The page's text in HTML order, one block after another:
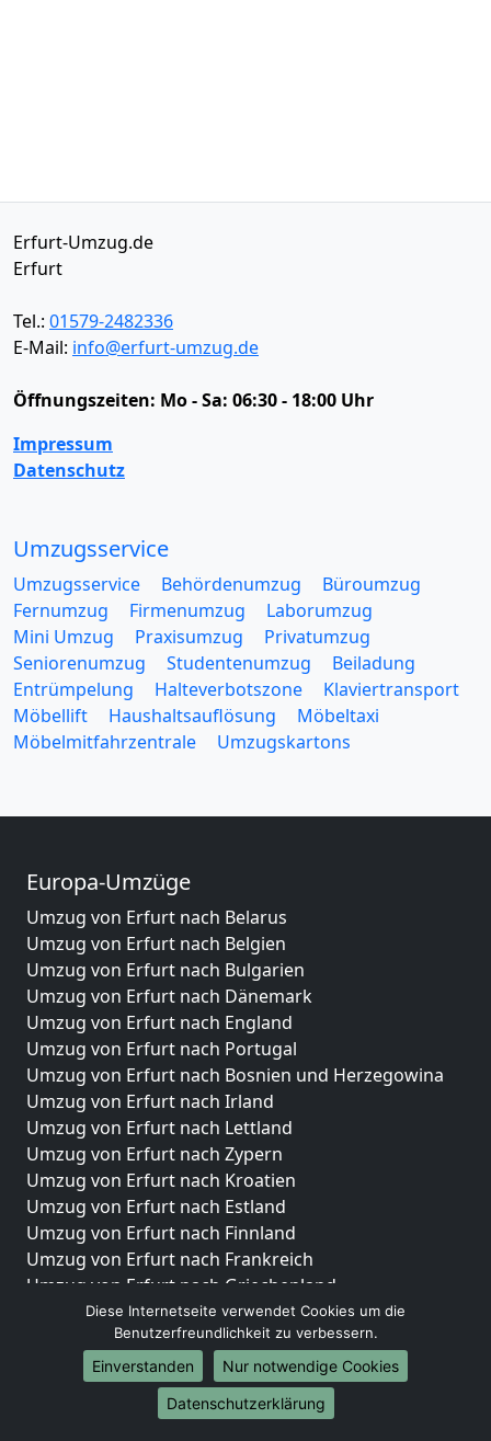
Erfurt-Umzug.de
Erfurt
Tel.: 01579-2482336
E-Mail: info@erfurt-umzug.de
Öffnungszeiten: Mo - Sa: 06:30 - 18:00 Uhr
Impressum
Datenschutz
Umzugsservice
Umzugsservice Behördenumzug
Büroumzug
Fernumzug
Firmenumzug
Laborumzug
Mini Umzug
Praxisumzug
Privatumzug
Seniorenumzug
Studentenumzug
Beiladung
Entrümpelung
Halteverbotszone
Klaviertransport
Möbellift
Haushaltsauflösung
Möbeltaxi
Möbelmitfahrzentrale
Umzugskartons
Europa-Umzüge
Umzug von Erfurt nach Belarus
Umzug von Erfurt nach Belgien
Umzug von Erfurt nach Bulgarien
Umzug von Erfurt nach Dänemark
Umzug von Erfurt nach England
Umzug von Erfurt nach Portugal
Umzug von Erfurt nach Bosnien und Herzegowina
Umzug von Erfurt nach Irland
Umzug von Erfurt nach Lettland
Umzug von Erfurt nach Zypern
Umzug von Erfurt nach Kroatien
Umzug von Erfurt nach Estland
Umzug von Erfurt nach Finnland
Umzug von Erfurt nach Frankreich
Umzug von Erfurt nach Griechenland
Umzug von Erfurt nach Italien
Umzug von Erfurt nach Liechtenstein
Umzug von Erfurt nach Luxemburg
Umzug von Erfurt nach Niederlande
Umzug von Erfurt nach Norwegen
Diese Internetseite verwendet Cookies um die
Benutzerfreundlichkeit zu verbessern.
Einverstanden
Nur notwendige Cookies
Datenschutzerklärung